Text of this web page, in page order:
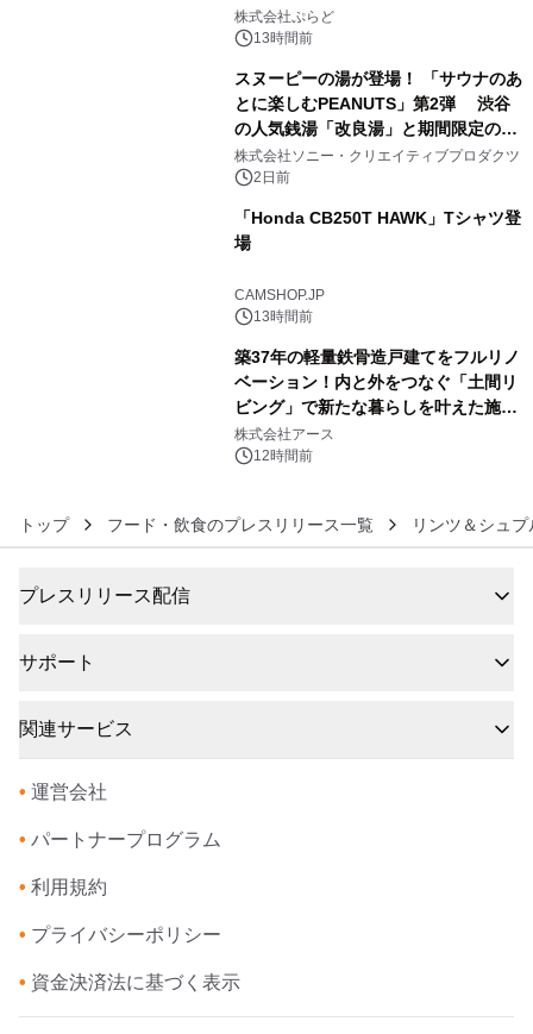
プール グランピングとトレーラーハウ
スの2施設で
株式会社ぷらど
13時間前
スヌーピーの湯が登場！ 「サウナのあ
とに楽しむPEANUTS」第2弾 渋谷
の人気銭湯「改良湯」と期間限定のコ
ラボレーション サウナイキタイコラ
ボグッズも発売決定！
株式会社ソニー・クリエイティブプロダクツ
2日前
「Honda CB250T HAWK」Tシャツ登
場
CAMSHOP.JP
13時間前
築37年の軽量鉄骨造戸建てをフルリノ
ベーション！内と外をつなぐ「土間リ
ビング」で新たな暮らしを叶えた施工
事例を株式会社アースが公開
株式会社アース
12時間前
トップ フード・飲食のプレスリリース一覧 リンツ＆シュ
プレスリリース配信
サポート
関連サービス
• 運営会社
• パートナープログラム
• 利用規約
• プライバシーポリシー
• 資金決済法に基づく表示